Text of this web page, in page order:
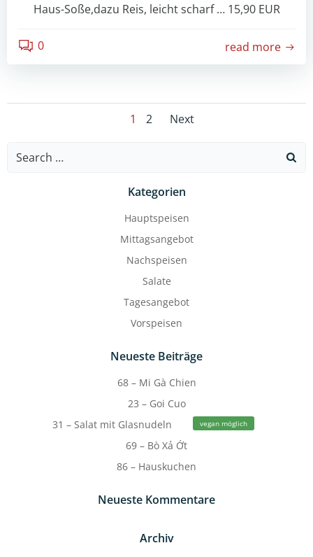
Haus-Soße,dazu Reis, leicht scharf … 15,90 EUR
0 read more
POSTS
Page
1 Page
2 POSTS
NAVIGATION
Next
Search
Kategorien
Hauptspeisen
Mittagsangebot
Nachspeisen
Salate
Tagesangebot
Vorspeisen
Neueste Beiträge
68 – Mi Gà Chien
23 – Goi Cuo
31 – Salat mit Glasnudeln
vegan möglich
69 – Bò Xả Ớt
86 – Hauskuchen
Neueste Kommentare
Archiv